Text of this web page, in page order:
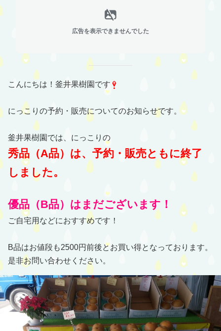
広告を表示できませんでした
こんにちは！釜井果樹園です
にっこりの予約・販売についてのお知らせです。
釜井果樹園では、にっこりの
秀品（A品）は、予約・販売ともに終了
しました。
優品（B品）はまだございます！
ご自宅用などにおすすめです！
B品はお値段も2500円前後とお買い得となっております。
是非お問い合わせください。